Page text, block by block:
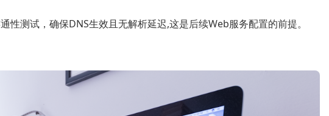
性测试，确保DNS生效且无解析延迟,这是后续Web服务配置的前提。